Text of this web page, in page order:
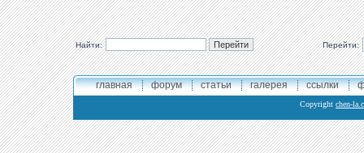
Найти: Перейти:
главная форум статьи галерея ссылки
Copyright chen-